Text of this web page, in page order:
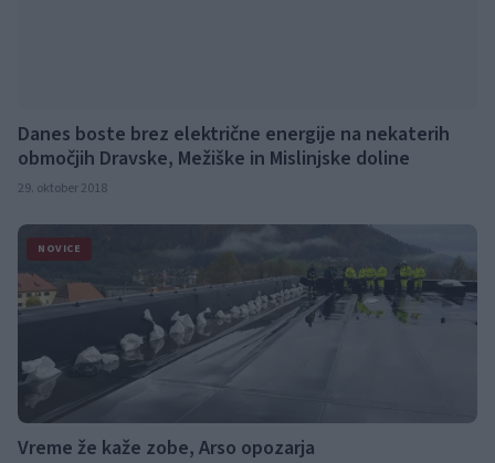
Danes boste brez električne energije na nekaterih
območjih Dravske, Mežiške in Mislinjske doline
29. oktober 2018
NOVICE
Vreme že kaže zobe, Arso opozarja